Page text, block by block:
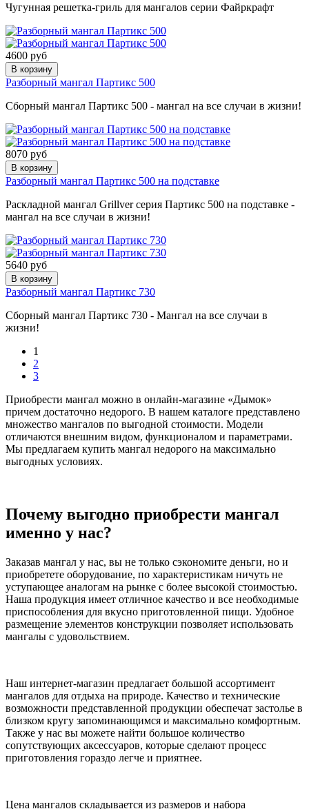
Чугунная решетка-гриль для мангалов серии Файркрафт
4600 руб
В корзину
Разборный мангал Партикс 500
Сборный мангал Партикс 500 - мангал на все случаи в жизни!
8070 руб
В корзину
Разборный мангал Партикс 500 на подставке
Раскладной мангал Grillver серия Партикс 500 на подставке -
мангал на все случаи в жизни!
5640 руб
В корзину
Разборный мангал Партикс 730
Сборный мангал Партикс 730 - Мангал на все случаи в
жизни!
1
2
3
Приобрести мангал можно в онлайн-магазине «Дымок»
причем достаточно недорого. В нашем каталоге представлено
множество мангалов по выгодной стоимости. Модели
отличаются внешним видом, функционалом и параметрами.
Мы предлагаем купить мангал недорого на максимально
выгодных условиях.
Почему выгодно приобрести мангал
именно у нас?
Заказав мангал у нас, вы не только сэкономите деньги, но и
приобретете оборудование, по характеристикам ничуть не
уступающее аналогам на рынке с более высокой стоимостью.
Наша продукция имеет отличное качество и все необходимые
приспособления для вкусно приготовленной пищи. Удобное
размещение элементов конструкции позволяет использовать
мангалы с удовольствием.
Наш интернет-магазин предлагает большой ассортимент
мангалов для отдыха на природе. Качество и технические
возможности представленной продукции обеспечат застолье в
близком кругу запоминающимся и максимально комфортным.
Также у нас вы можете найти большое количество
сопутствующих аксессуаров, которые сделают процесс
приготовления гораздо легче и приятнее.
Цена мангалов складывается из размеров и набора